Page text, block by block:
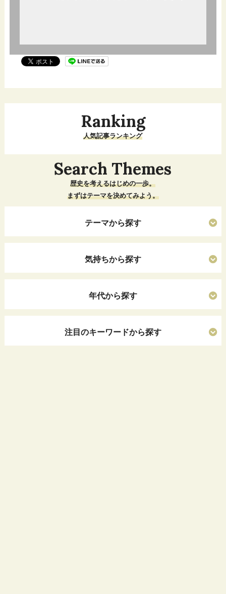
Ranking
人気記事ランキング
Search Themes
歴史を考えるはじめの一歩。
まずはテーマを決めてみよう。
テーマから探す
気持ちから探す
年代から探す
注目のキーワードから探す